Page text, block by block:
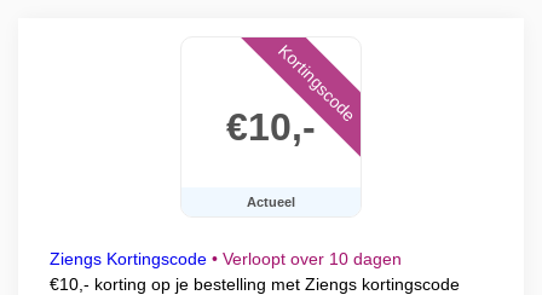
€10,-
Actueel
Kortingscode
Ziengs Kortingscode • Verloopt over 10 dagen
€10,- korting op je bestelling met Ziengs kortingscode